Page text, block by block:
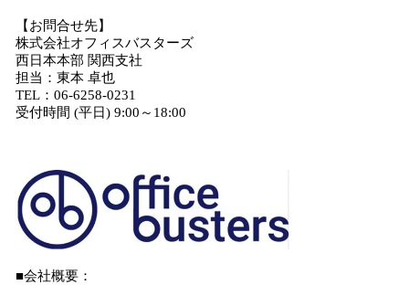
【お問合せ先】
株式会社オフィスバスターズ
西日本本部 関西支社
担当：東本 卓也
TEL：06-6258-0231
受付時間 (平日) 9:00～18:00
■会社概要：